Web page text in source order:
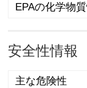
EPAの化学物
安全性情報
主な危険性